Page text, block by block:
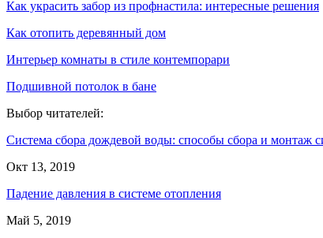
Как украсить забор из профнастила: интересные решения
Как отопить деревянный дом
Интерьер комнаты в стиле контемпорари
Подшивной потолок в бане
Выбор читателей:
Система сбора дождевой воды: способы сбора и монтаж
Окт 13, 2019
Падение давления в системе отопления
Май 5, 2019